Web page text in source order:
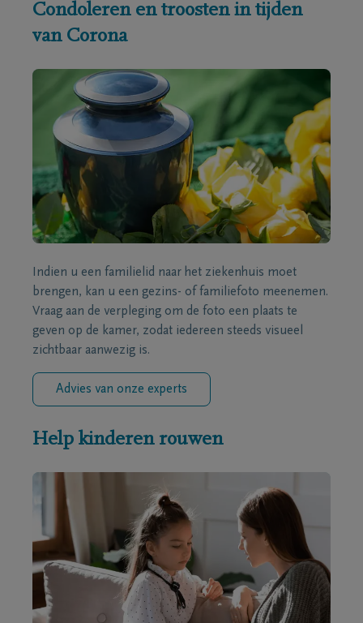
Condoleren en troosten in tijden
van Corona
Indien u een familielid naar het ziekenhuis moet
brengen, kan u een gezins- of familiefoto meenemen.
Vraag aan de verpleging om de foto een plaats te
geven op de kamer, zodat iedereen steeds visueel
zichtbaar aanwezig is.
Advies van onze experts
Help kinderen rouwen